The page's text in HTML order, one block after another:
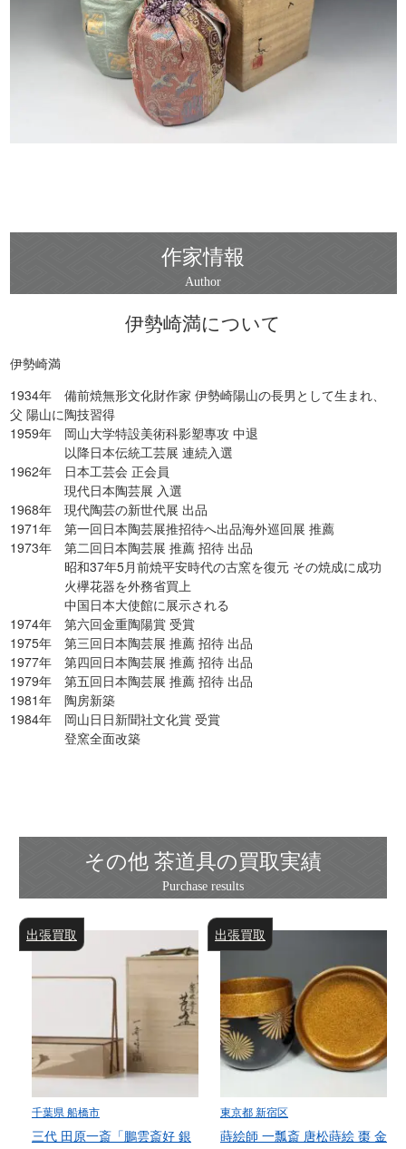
作家情報
伊勢崎満について
伊勢崎満
1934年 備前焼無形文化財作家 伊勢崎陽山の長男として生まれ、
父 陽山に陶技習得
1959年 岡山大学特設美術科影塑專攻 中退
以降日本伝統工芸展 連続入選
1962年 日本工芸会 正会員
現代日本陶芸展 入選
1968年 現代陶芸の新世代展 出品
1971年 第一回日本陶芸展推招待へ出品海外巡回展 推薦
1973年 第二回日本陶芸展 推薦 招待 出品
昭和37年5月前焼平安時代の古窯を復元 その焼成に成功
火欅花器を外務省買上
中国日本大使館に展示される
1974年 第六回金重陶陽賞 受賞
1975年 第三回日本陶芸展 推薦 招待 出品
1977年 第四回日本陶芸展 推薦 招待 出品
1979年 第五回日本陶芸展 推薦 招待 出品
1981年 陶房新築
1984年 岡山日日新聞社文化賞 受賞
登窯全面改築
その他 茶道具の買取実績
千葉県 船橋市
三代 田原一斎「鵬雲斎好 銀
出張買取
東京都 新宿区
蒔絵師 一瓢斎 唐松蒔絵 棗 金
出張買取